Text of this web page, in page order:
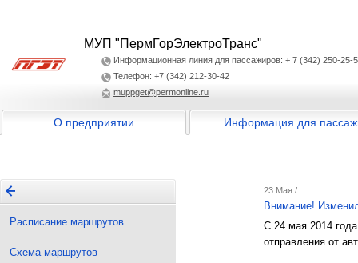
МУП "ПермГорЭлектроТранс"
Информационная линия для пассажиров: + 7 (342) 250-25-
Телефон: +7 (342) 212-30-42
muppget@permonline.ru
О предприятии Информация для
Расписание маршрутов
Схема маршрутов
23 Мая /
Внимание!
С 24 мая 2014
отправления от